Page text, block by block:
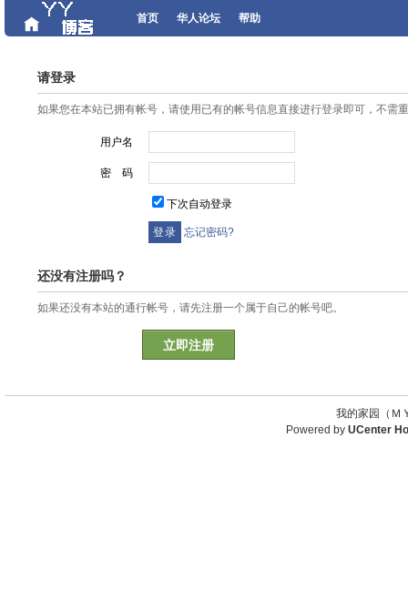
首页 华人论坛 帮助
请登录
如果您在本站已拥有帐号，请使用已有的帐号信息直接进行登录即可，不需
用户名
密 码
下次自动登录
忘记密码?
还没有注册吗？
如果还没有本站的通行帐号，请先注册一个属于自己的帐号吧。
立即注册
我的家园（
Powered by UCenter